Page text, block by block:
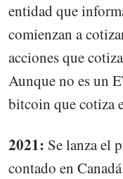
entidad que
comienzan a
acciones que
Aunque no es un
bitcoin que cotiza
2021: Se lanza el
contado en